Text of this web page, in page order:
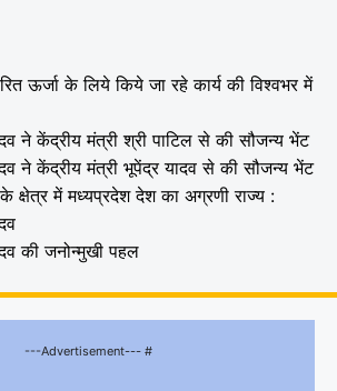
ऊर्जा के लिये किये जा रहे कार्य की विश्वभर में
ने केंद्रीय मंत्री श्री पाटिल से की सौजन्य भेंट
ने केंद्रीय मंत्री भूपेंद्र यादव से की सौजन्य भेंट
क्षेत्र में मध्यप्रदेश देश का अग्रणी राज्य :
की जनोन्मुखी पहल
---Advertisement--- #